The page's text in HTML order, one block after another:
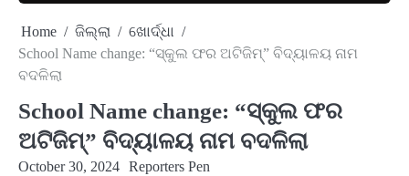
Home ଜିଲ୍ଲା
ଖୋର୍ଦ୍ଧା
School Name change: “ସ୍କୁଲ ଫର ଅଟିଜିମ୍” ବିଦ୍ୟାଳୟ ନାମ
ବଦଳିଲା
School Name change: “ସ୍କୁଲ ଫର
ଅଟିଜିମ୍” ବିଦ୍ୟାଳୟ ନାମ ବଦଳିଲା
October 30, 2024 Reporters Pen